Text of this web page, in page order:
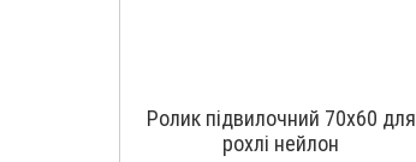
Ролик підвилочний 70х60 для
рохлі нейлон